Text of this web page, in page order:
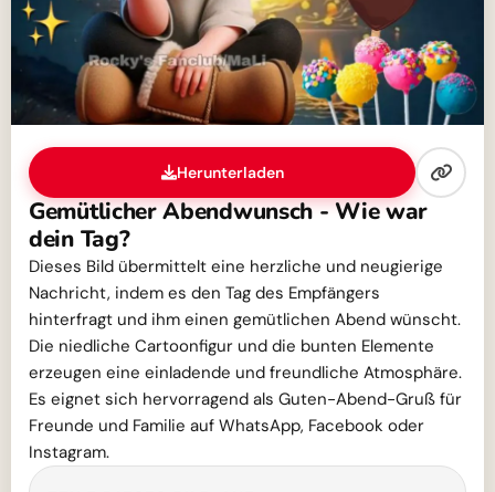
Herunterladen
Gemütlicher Abendwunsch - Wie war
dein Tag?
Dieses Bild übermittelt eine herzliche und neugierige
Nachricht, indem es den Tag des Empfängers
hinterfragt und ihm einen gemütlichen Abend wünscht.
Die niedliche Cartoonfigur und die bunten Elemente
erzeugen eine einladende und freundliche Atmosphäre.
Es eignet sich hervorragend als Guten-Abend-Gruß für
Freunde und Familie auf WhatsApp, Facebook oder
Instagram.